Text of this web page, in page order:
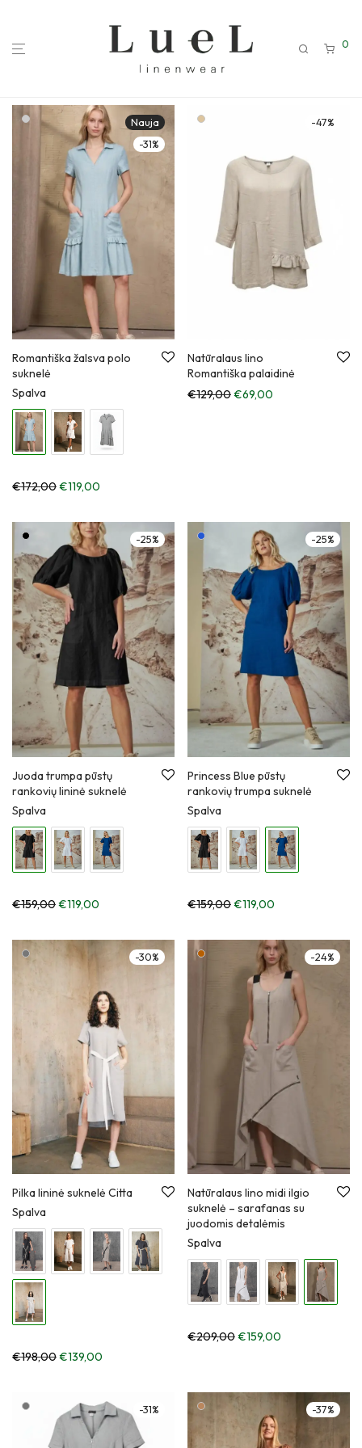
0
Nauja
-31%
Romantiška žalsva polo
suknelė
Spalva
€172,00€119,00
-47%
Natūralaus lino
Romantiška palaidinė
€129,00€69,00
-25%
Juoda trumpa pūstų
rankovių lininė suknelė
Spalva
€159,00€119,00
-25%
Princess Blue pūstų
rankovių trumpa suknelė
Spalva
€159,00€119,00
-30%
Pilka lininė suknelė Citta
Spalva
€198,00€139,00
-24%
Natūralaus lino midi ilgio
suknelė – sarafanas su
juodomis detalėmis
Spalva
€209,00€159,00
-31% -37%